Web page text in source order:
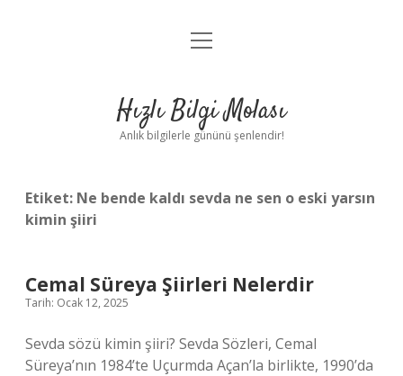
Anasayfa
Yasal Uyarı
menüyü
Hızlı Bilgi Molası
Anlık bilgilerle gününü şenlendir!
Etiket: Ne bende kaldı sevda ne sen o eski yarsın
kimin şiiri
Cemal Süreya Şiirleri Nelerdir
Tarih: Ocak 12, 2025
Sevda sözü kimin şiiri? Sevda Sözleri, Cemal
Süreya’nın 1984’te Uçurmda Açan’la birlikte, 1990’da